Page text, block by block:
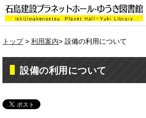
トップ> 利用案内> 設備の利用について
設備の利用について